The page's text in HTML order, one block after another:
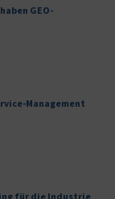
GEO-
Management
für die Industrie